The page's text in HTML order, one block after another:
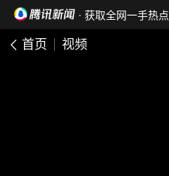
· 获取全网一手热点
首页 视频